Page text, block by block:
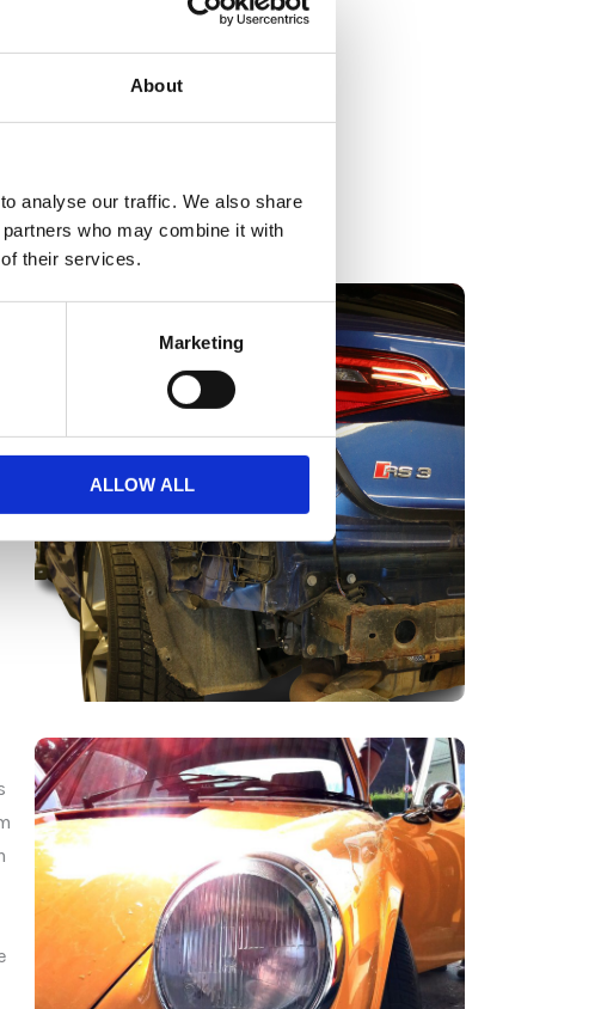
About
analyse our traffic. We also share
who may combine it with
their services.
Marketing
ALLOW ALL